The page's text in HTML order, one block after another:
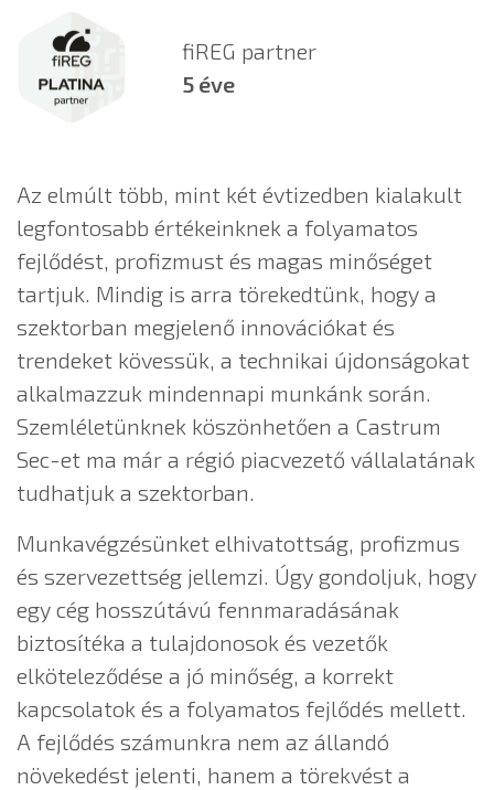
fiREG partner
5 éve
Az elmúlt több, mint két évtizedben kialakult
legfontosabb értékeinknek a folyamatos
fejlődést, profizmust és magas minőséget
tartjuk. Mindig is arra törekedtünk, hogy a
szektorban megjelenő innovációkat és
trendeket kövessük, a technikai újdonságokat
alkalmazzuk mindennapi munkánk során.
Szemléletünknek köszönhetően a Castrum
Sec-et ma már a régió piacvezető vállalatának
tudhatjuk a szektorban.
Munkavégzésünket elhivatottság, profizmus
és szervezettség jellemzi. Úgy gondoljuk, hogy
egy cég hosszútávú fennmaradásának
biztosítéka a tulajdonosok és vezetők
elköteleződése a jó minőség, a korrekt
kapcsolatok és a folyamatos fejlődés mellett.
A fejlődés számunkra nem az állandó
növekedést jelenti, hanem a törekvést a